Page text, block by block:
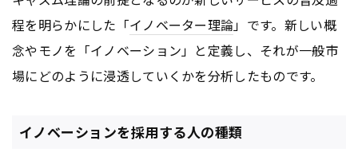
程を明らかにした「イノベーター理論」です。新しい概
念やモノを「イノベーション」と定義し、それが一般市
場にどのように浸透していくかを分析したものです。
イノベーションを採用する人の種類